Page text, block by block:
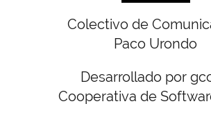
Colectivo de
Paco Urondo
Desarrollado por
Cooperativa de